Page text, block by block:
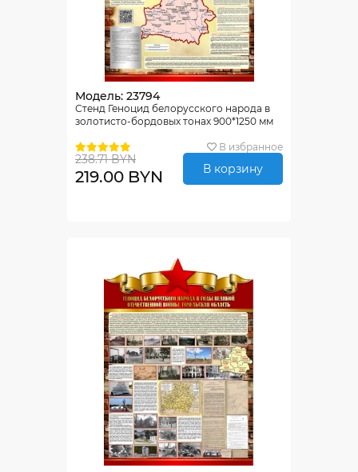
Модель: 23794
Стенд Геноцид белорусского народа в
золотисто-бордовых тонах 900*1250 мм
В избранное
238.71 BYN
219.00 BYN В корзину